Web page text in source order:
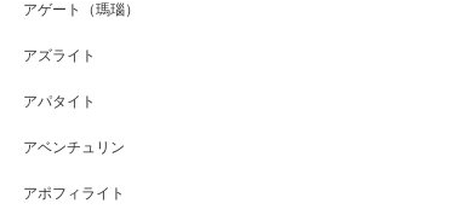
アゲート（瑪瑙）
アズライト
アパタイト
アベンチュリン
アポフィライト